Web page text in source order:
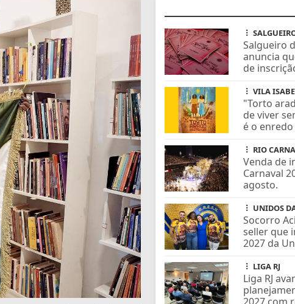
Salgueiro
anuncia
de
VILA
"Torto
de viver
é o
RIO
Venda de
Carnaval
agosto.
UNIDOS
Socorro
seller que
2027 da
LIGA RJ
Liga RJ